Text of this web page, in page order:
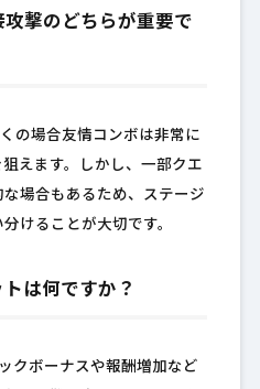
撃のどちらが重要で
の場合友情コンボは非常に
えます。しかし、一部クエ
場合もあるため、ステージ
けることが大切です。
は何ですか？
クボーナスや報酬増加など